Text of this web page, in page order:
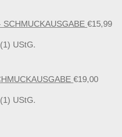
€15,99
UStG.
€19,00
UStG.